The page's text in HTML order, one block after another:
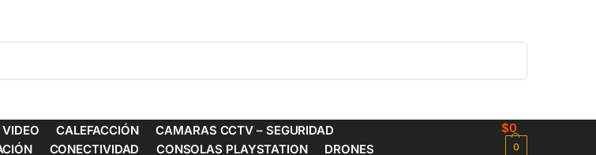
CALEFACCIÓN
CAMARAS CCTV – SEGURIDAD
CONECTIVIDAD CONSOLAS PLAYSTATION
DRONES
$0
0